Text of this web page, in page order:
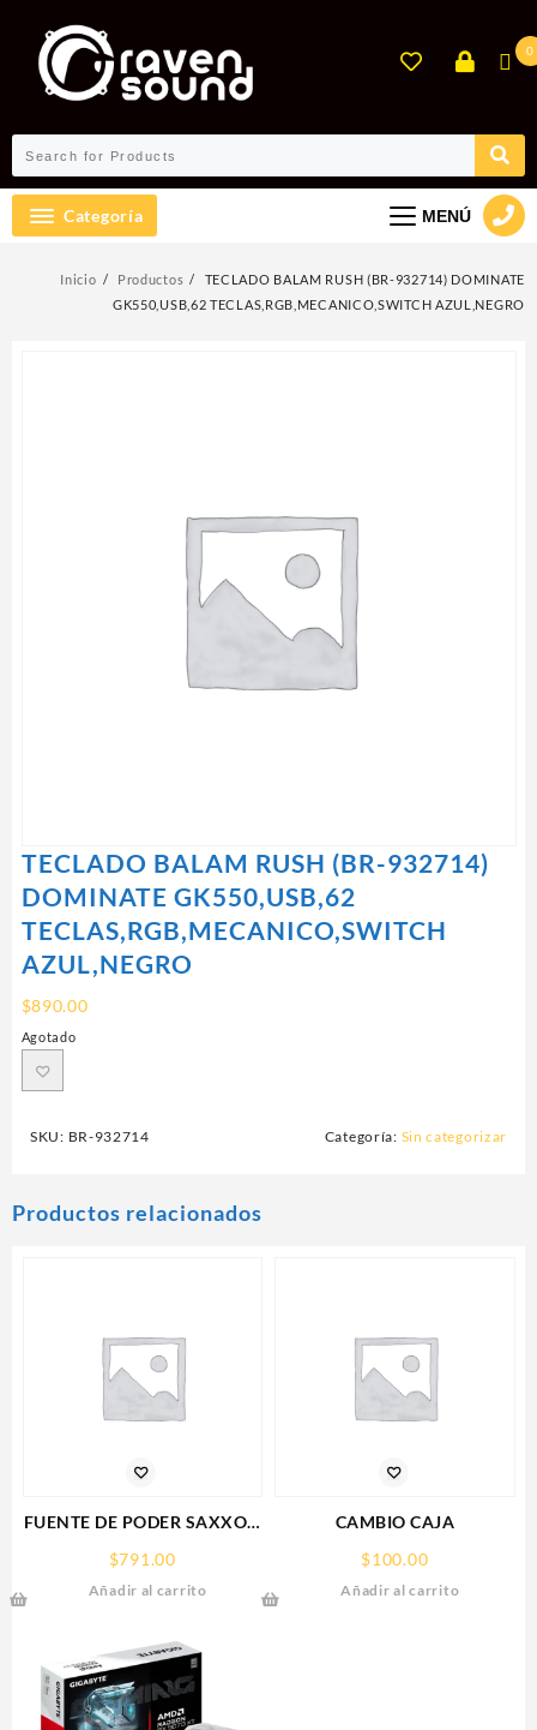
contenido
0
Categoría MENÚ
Inicio Productos
TECLADO BALAM RUSH (BR-932714) DOMINATE
GK550,USB,62 TECLAS,RGB,MECANICO,SWITCH AZUL,NEGRO
TECLADO BALAM RUSH (BR-932714)
DOMINATE GK550,USB,62
TECLAS,RGB,MECANICO,SWITCH
AZUL,NEGRO
$890.00
Agotado
SKU: BR-932714 Categoría: Sin categorizar
Productos relacionados
FUENTE DE PODER SAXXON
REGULADA,12V,10
AMPERES,DISTRIBUIDOR
$791.00
Añadir al carrito
CAMBIO CAJA
$100.00
Añadir al carrito